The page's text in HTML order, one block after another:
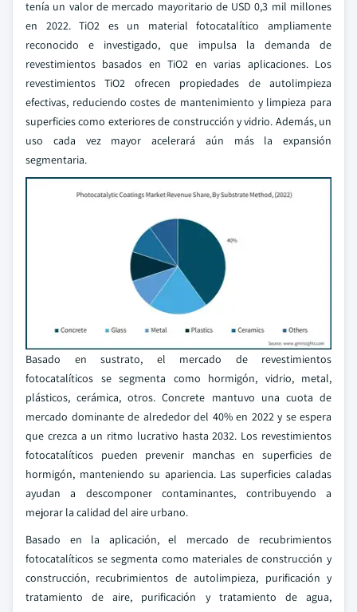
tenía un valor de mercado mayoritario de USD 0,3 mil millones
en 2022. TiO2 es un material fotocatalítico ampliamente
reconocido e investigado, que impulsa la demanda de
revestimientos basados en TiO2 en varias aplicaciones. Los
revestimientos TiO2 ofrecen propiedades de autolimpieza
efectivas, reduciendo costes de mantenimiento y limpieza para
superficies como exteriores de construcción y vidrio. Además, un
uso cada vez mayor acelerará aún más la expansión
segmentaria.
Basado en sustrato, el mercado de revestimientos
fotocatalíticos se segmenta como hormigón, vidrio, metal,
plásticos, cerámica, otros. Concrete mantuvo una cuota de
mercado dominante de alrededor del 40% en 2022 y se espera
que crezca a un ritmo lucrativo hasta 2032. Los revestimientos
fotocatalíticos pueden prevenir manchas en superficies de
hormigón, manteniendo su apariencia. Las superficies caladas
ayudan a descomponer contaminantes, contribuyendo a
mejorar la calidad del aire urbano.
Basado en la aplicación, el mercado de recubrimientos
fotocatalíticos se segmenta como materiales de construcción y
construcción, recubrimientos de autolimpieza, purificación y
tratamiento de aire, purificación y tratamiento de agua,